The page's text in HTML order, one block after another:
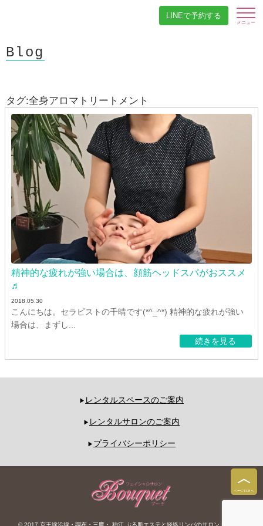
LINEで予約する
Blog
タグ:全身アロマトリートメント
精神的な疲れが強い場合は、顔筋ヘッドスパがおススメ
♬
2018.05.30
こんにちは。セラピストの千晴です(*^_^*) 精神的な疲れが強い
場合は、まずし...
続きを見る
レンタルスペースのご案内
レンタルサロンのご案内
プライバシーポリシー
© 2017 京王線沿線・調布・三鷹・ 狛江 ぷる肌エステと経絡リンパのサロン Bouquet